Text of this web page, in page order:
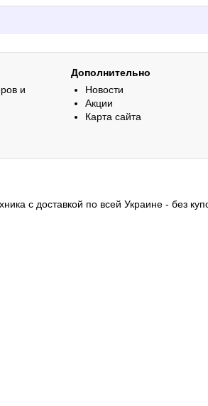
и
Дополнительно
Новости
Акции
Карта сайта
с доставкой по всей Украине - без